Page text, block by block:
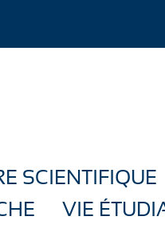
SCIENTIFIQUE
VIE